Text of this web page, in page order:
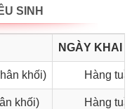
SINH
NGÀY KHAI
khối) Hàng
khối) Hàng